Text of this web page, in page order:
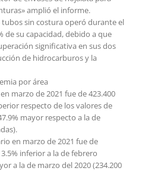
amplió el informe.
sin costura operó durante el
de su capacidad, debido a que
significativa en sus dos
de hidrocarburos y la
por área
marzo de 2021 fue de 423.400
respecto de los valores de
mayor respecto a la de
en marzo de 2021 fue de
inferior a la de febrero
a la de marzo del 2020 (234.200